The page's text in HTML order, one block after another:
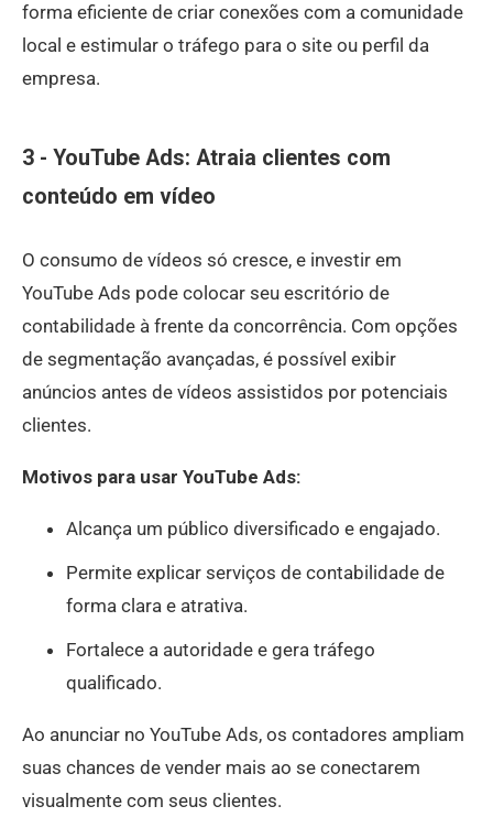
forma eficiente de criar conexões com a comunidade
local e estimular o tráfego para o site ou perfil da
empresa.
3 - YouTube Ads: Atraia clientes com
conteúdo em vídeo
O consumo de vídeos só cresce, e investir em
YouTube Ads pode colocar seu escritório de
contabilidade à frente da concorrência. Com opções
de segmentação avançadas, é possível exibir
anúncios antes de vídeos assistidos por potenciais
clientes.
Motivos para usar YouTube Ads:
Alcança um público diversificado e engajado.
Permite explicar serviços de contabilidade de
forma clara e atrativa.
Fortalece a autoridade e gera tráfego
qualificado.
Ao anunciar no YouTube Ads, os contadores ampliam
suas chances de vender mais ao se conectarem
visualmente com seus clientes.